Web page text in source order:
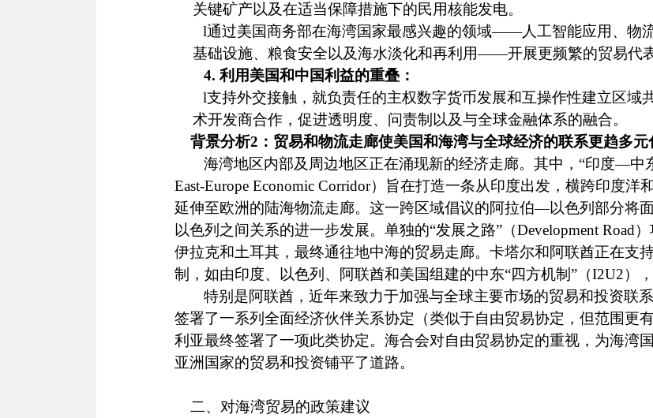
关键矿产以及在适当保障措施下的民用核能发电。
l通过美国商务部在海湾国家最感兴趣的领域——人工智能应用、物
基础设施、粮食安全以及海水淡化和再利用——开展更频繁的贸易代
4.利用美国和中国利益的重叠：
l支持外交接触，就负责任的主权数字货币发展和互操作性建立区域
术开发商合作，促进透明度、问责制以及与全球金融体系的融合。
背景分析2 ：贸易和物流走廊使美国和海湾与全球经济的联系更趋多元
海湾地区内部及周边地区正在涌现新的经济走廊。其中，“印度—中
East-Europe Economic Corridor）旨在打造一条从印度出发，横跨印度洋
延伸至欧洲的陆海物流走廊。这一跨区域倡议的阿拉伯—以色列部分将
以色列之间关系的进一步发展。单独的“发展之路”（Development Road
伊拉克和土耳其，最终通往地中海的贸易走廊。卡塔尔和阿联酋正在支
制，如由印度、以色列、阿联酋和美国组建的中东“四方机制”（I2U2）
特别是阿联酋，近年来致力于加强与全球主要市场的贸易和投资联
签署了一系列全面经济伙伴关系协定（类似于自由贸易协定，但范围更
利亚最终签署了一项此类协定。海合会对自由贸易协定的重视，为海湾
亚洲国家的贸易和投资铺平了道路。
二、对海湾贸易的政策建议